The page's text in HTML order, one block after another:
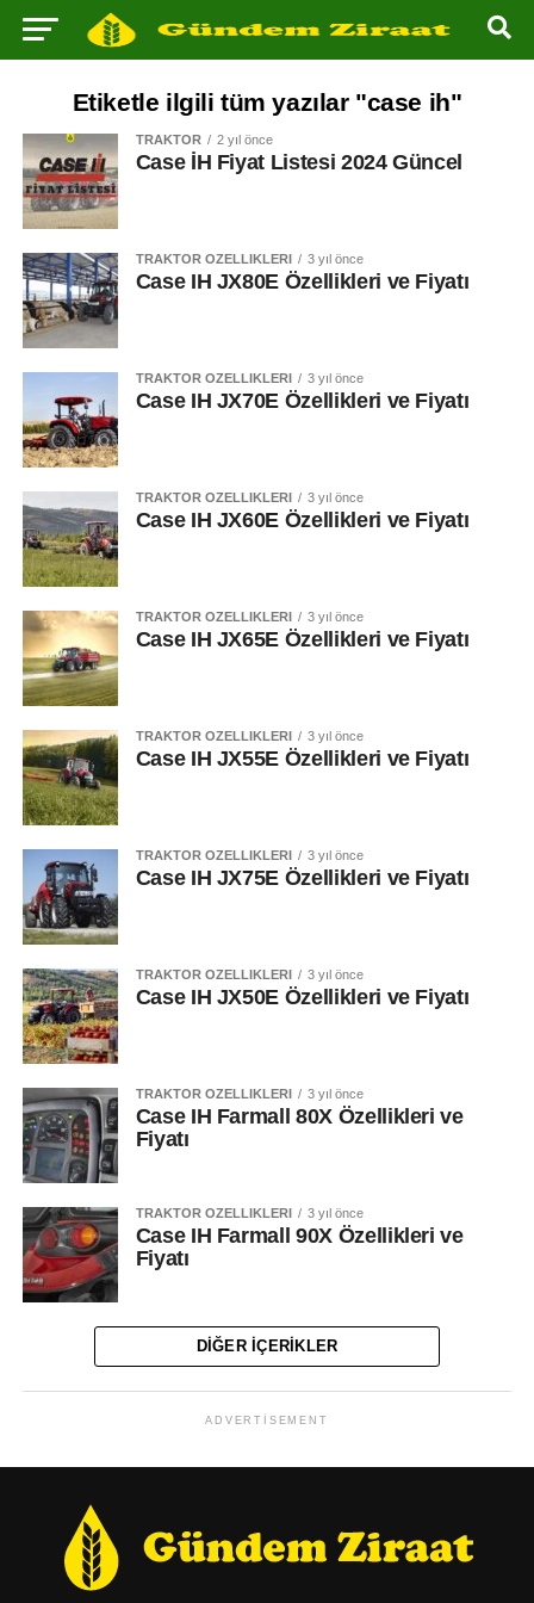
Etiketle ilgili tüm yazılar "case ih"
TRAKTÖR 2 yıl önce
Case İH Fiyat Listesi 2024 Güncel
TRAKTÖR ÖZELLIKLERI 3 yıl önce
Case IH JX80E Özellikleri ve Fiyatı
TRAKTÖR ÖZELLIKLERI 3 yıl önce
Case IH JX70E Özellikleri ve Fiyatı
TRAKTÖR ÖZELLIKLERI 3 yıl önce
Case IH JX60E Özellikleri ve Fiyatı
TRAKTÖR ÖZELLIKLERI 3 yıl önce
Case IH JX65E Özellikleri ve Fiyatı
TRAKTÖR ÖZELLIKLERI 3 yıl önce
Case IH JX55E Özellikleri ve Fiyatı
TRAKTÖR ÖZELLIKLERI 3 yıl önce
Case IH JX75E Özellikleri ve Fiyatı
TRAKTÖR ÖZELLIKLERI 3 yıl önce
Case IH JX50E Özellikleri ve Fiyatı
TRAKTÖR ÖZELLIKLERI 3 yıl önce
Case IH Farmall 80X Özellikleri ve
Fiyatı
TRAKTÖR ÖZELLIKLERI 3 yıl önce
Case IH Farmall 90X Özellikleri ve
Fiyatı
DIĞER İÇERIKLER
ADVERTISEMENT